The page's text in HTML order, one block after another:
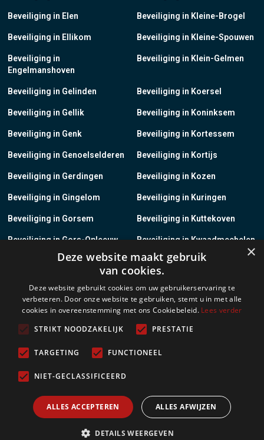
Beveiliging in Elen
Beveiliging in Ellikom
Beveiliging in
Engelmanshoven
Beveiliging in Gelinden
Beveiliging in Gellik
Beveiliging in Genk
Beveiliging in Genoelselderen
Beveiliging in Gerdingen
Beveiliging in Gingelom
Beveiliging in Gorsem
Beveiliging in Gors-Opleeuw
Beveiliging in Gotem
Beveiliging in Groot-Loon
Beveiliging in Grote-Brogel
Beveiliging in Grote-Spouwen
Beveiliging in Kleine-Brogel
Beveiliging in Kleine-Spouwen
Beveiliging in Klein-Gelmen
Beveiliging in Koersel
Beveiliging in Koninksem
Beveiliging in Kortessem
Beveiliging in Kortijs
Beveiliging in Kozen
Beveiliging in Kuringen
Beveiliging in Kuttekoven
Beveiliging in Kwaadmechelen
Beveiliging in Lanaken
Beveiliging in Lauw
Beveiliging in Leopoldsburg
Meer
×
Deze website maakt gebruik
van cookies.
Deze website gebruikt cookies om uw gebruikerservaring te
verbeteren. Door onze website te gebruiken, stemt u in met alle
cookies in overeenstemming met ons Cookiebeleid. Lees verder
STRIKT NOODZAKELIJK
PRESTATIE
TARGETING FUNCTIONEEL
NIET-GECLASSIFICEERD
ALLES ACCEPTEREN ALLES AFWIJZEN
DETAILS WEERGEVEN